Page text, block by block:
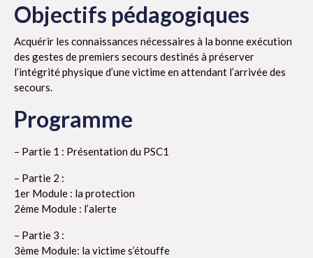
Objectifs pédagogiques
Acquérir les connaissances nécessaires à la bonne exécution
des gestes de premiers secours destinés à préserver
l’intégrité physique d’une victime en attendant l’arrivée des
secours.
Programme
– Partie 1 : Présentation du PSC1
– Partie 2 :
1er Module : la protection
2ème Module : l’alerte
– Partie 3 :
3ème Module: la victime s’étouffe